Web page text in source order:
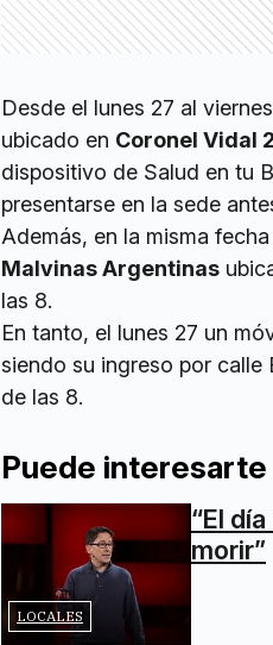
Desde el lunes 27 al
ubicado en Coronel Vidal
dispositivo de Salud en tu
presentarse en la sede
Además, en la misma
Malvinas Argentinas
las 8.
En tanto, el lunes 27 un
siendo su ingreso por calle
de las 8.
Puede interesarte
LOCALES
“El
morir”